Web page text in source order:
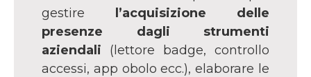
gestire l’acquisizione delle
presenze dagli strumenti
aziendali (lettore badge, controllo
accessi, app obolo ecc.), elaborare le